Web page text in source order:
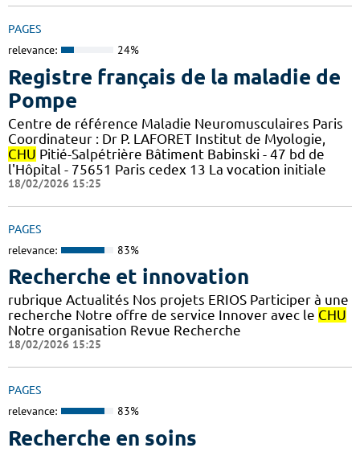
PAGES
relevance: 24%
Registre français de la maladie de
Pompe
Centre de référence Maladie Neuromusculaires Paris
Coordinateur : Dr P. LAFORET Institut de Myologie,
CHU Pitié-Salpétrière Bâtiment Babinski - 47 bd de
l'Hôpital - 75651 Paris cedex 13 La vocation initiale
18/02/2026 15:25
PAGES
relevance: 83%
Recherche et innovation
rubrique Actualités Nos projets ERIOS Participer à une
recherche Notre offre de service Innover avec le CHU
Notre organisation Revue Recherche
18/02/2026 15:25
PAGES
relevance: 83%
Recherche en soins